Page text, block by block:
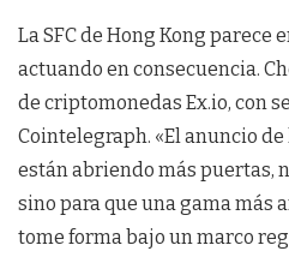
La SFC de Hong Kong parece
actuando en consecuencia.
de criptomonedas Ex.io, con
Cointelegraph. «El anuncio de
están abriendo más puertas,
sino para que una gama más
tome forma bajo un marco